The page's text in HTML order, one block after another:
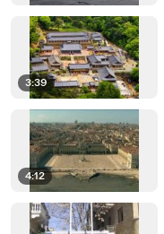
3:39
4:12